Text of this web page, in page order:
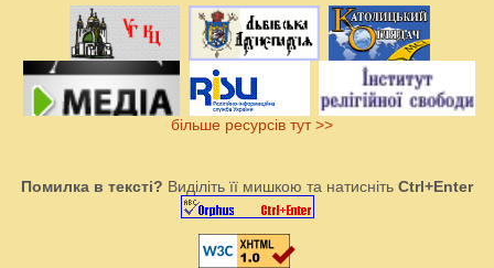
більше ресурсів тут >>
Помилка в тексті? Виділіть її мишкою та натисніть Ctrl+Enter